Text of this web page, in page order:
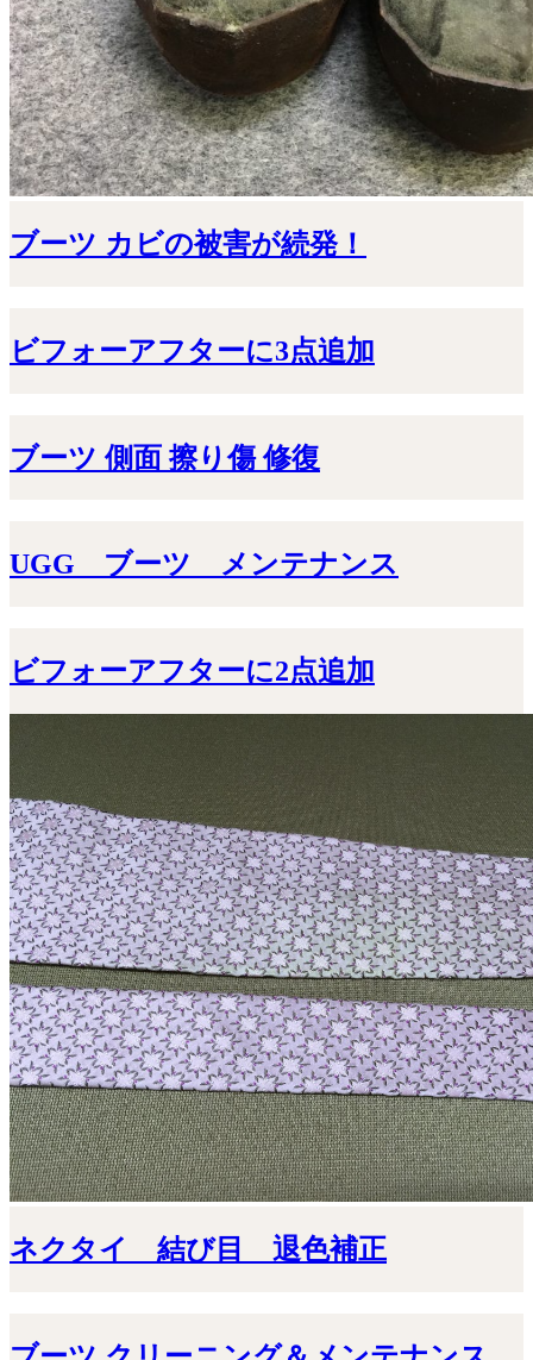
ブーツ カビの被害が続発！
ビフォーアフターに3点追加
ブーツ 側面 擦り傷 修復
UGG ブーツ メンテナンス
ビフォーアフターに2点追加
ネクタイ 結び目 退色補正